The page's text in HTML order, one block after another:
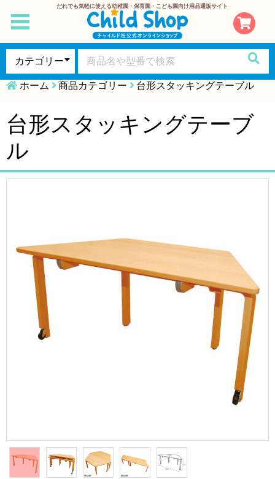
だれでも気軽に使える幼稚園・保育園・こども園向け用品通販サイト
toggle
navigation
ホーム 商品カテゴリー 台形スタッキングテーブル
台形スタッキングテーブ
ル